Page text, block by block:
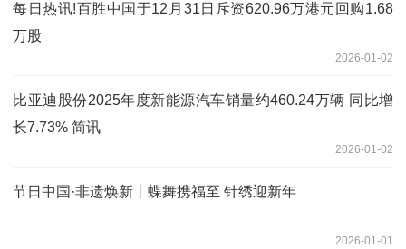
每日热讯!百胜中国于12月31日斥资620.96万港元回购1.68
万股
2026-01-02
比亚迪股份2025年度新能源汽车销量约460.24万辆 同比增
长7.73% 简讯
2026-01-02
节日中国·非遗焕新丨蝶舞携福至 针绣迎新年
2026-01-01